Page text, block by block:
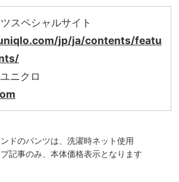
スペシャルサイト
jp/ja/contents/featu
ニクロ
ドのパンツは、洗濯時ネット使用
記事のみ、本体価格表示となります